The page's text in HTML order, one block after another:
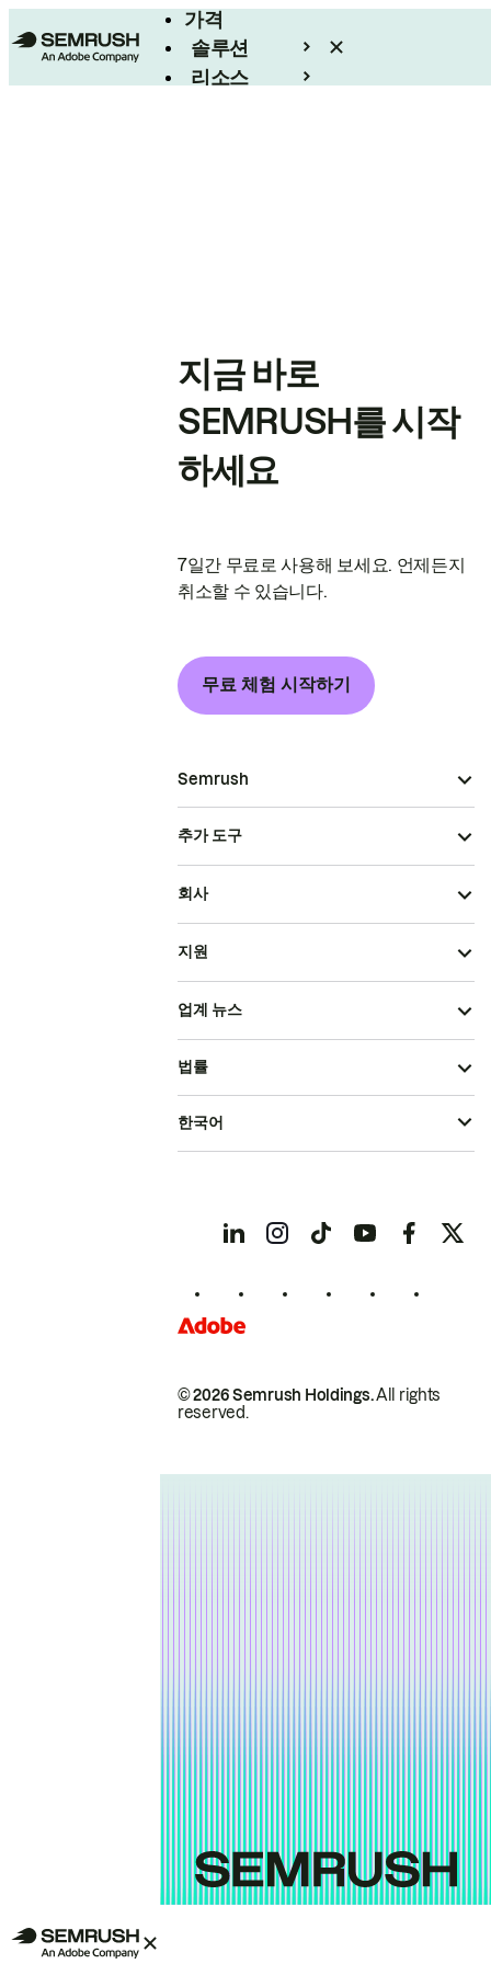
가격
솔루션
리소스
지금 바로
SEMRUSH를 시작
하세요
7일간 무료로 사용해 보세요. 언제든지
취소할 수 있습니다.
무료 체험 시작하기
Semrush
추가 도구
회사
지원
업계 뉴스
© 2026 Semrush Holdings.All rights
reserved.
법률
한국어